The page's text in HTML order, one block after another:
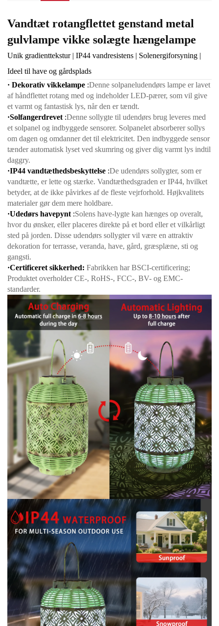
Vandtæt rotangflettet genstand metal
gulvlampe vikke solægte hængelampe
Unik gradienttekstur | IP44 vandresistens | Solenergiforsyning |
Ideel til have og gårdsplads
· Dekorativ vikkelampe :Denne solpaneludendørs lampe er lavet
af håndflettet rotang med og indeholder LED-pærer, som vil give
et varmt og fantastisk lys, når den er tændt.
·Solfangerdrevet :Denne sollygte til udendørs brug leveres med
et solpanel og indbyggede sensorer. Solpanelet absorberer sollys
om dagen og omdanner det til elektricitet. Den indbyggede sensor
tænder automatisk lyset ved skumring og giver dig varmt lys indtil
daggry.
·IP44 vandtæthedsbeskyttelse :De udendørs sollygter, som er
vandtætte, er lette og stærke. Vandtæthedsgraden er IP44, hvilket
betyder, at de ikke påvirkes af de fleste vejrforhold. Højkvalitets
materialer gør dem mere holdbare.
·Udedørs havepynt :Solens have-lygte kan hænges op overalt,
hvor du ønsker, eller placeres direkte på et bord eller et vilkårligt
sted på jorden. Disse udendørs sollygter vil være en attraktiv
dekoration for terrasse, veranda, have, gård, græsplæne, sti og
gangsti.
·Certificeret sikkerhed: Fabrikken har BSCI-certificering;
Produktet overholder CE-, RoHS-, FCC-, BV- og EMC-
standarder.